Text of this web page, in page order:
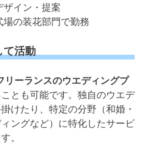
ザイン・提案
の装花部門で勤務
て活動
リーランスのウエディングプ
とも可能です。独自のウエデ
けたり、特定の分野（和婚・
ングなど）に特化したサービ
。